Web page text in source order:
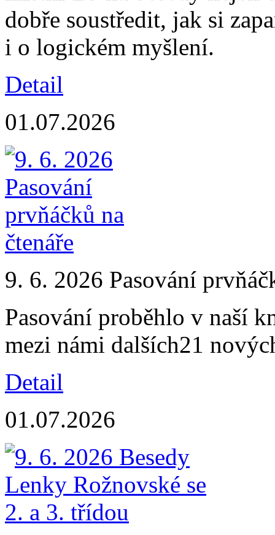
dobře soustředit, jak si
i o logickém myšlení.
Detail
01.07.2026
9. 6. 2026 Pasování
Pasování proběhlo v naší
mezi námi dalších21
Detail
01.07.2026